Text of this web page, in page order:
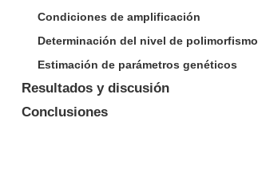
Condiciones de amplificación
Determinación del nivel de polimorfismo
Estimación de parámetros genéticos
Resultados y discusión
Conclusiones